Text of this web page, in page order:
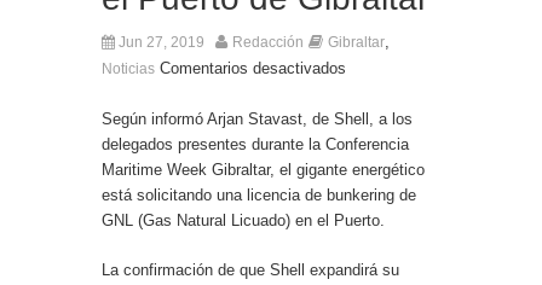
Jun 27, 2019 Redacción Gibraltar,
Noticias Comentarios desactivados
Según informó Arjan Stavast, de Shell, a los
delegados presentes durante la Conferencia
Maritime Week Gibraltar, el gigante energético
está solicitando una licencia de bunkering de
GNL (Gas Natural Licuado) en el Puerto.
La confirmación de que Shell expandirá su